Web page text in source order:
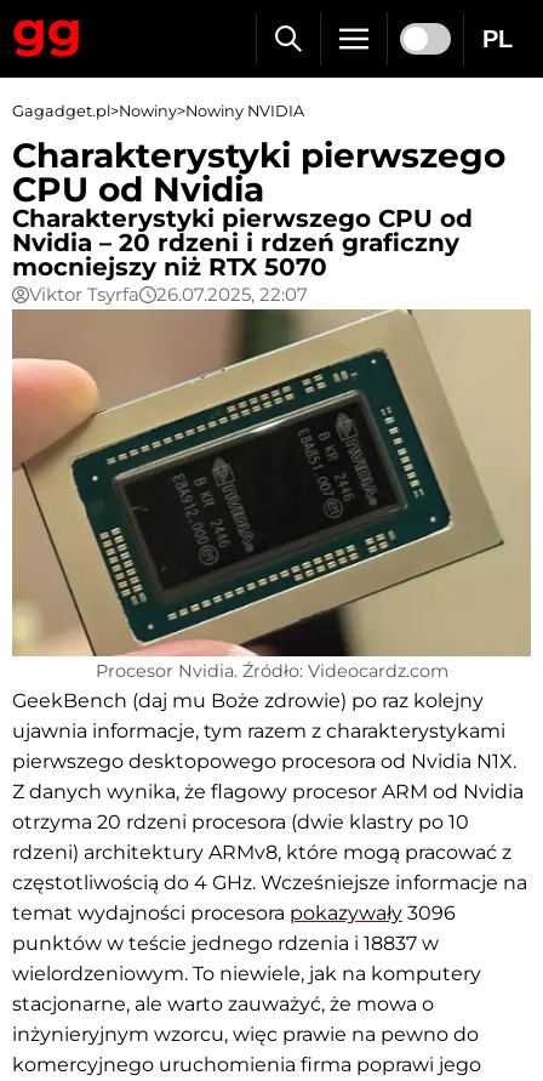
PL
Gagadget.pl>Nowiny>Nowiny NVIDIA
Charakterystyki pierwszego
CPU od Nvidia
Charakterystyki pierwszego CPU od
Nvidia – 20 rdzeni i rdzeń graficzny
mocniejszy niż RTX 5070
Viktor Tsyrfa 26.07.2025, 22:07
Procesor Nvidia. Źródło: Videocardz.com
GeekBench (daj mu Boże zdrowie) po raz kolejny
ujawnia informacje, tym razem z charakterystykami
pierwszego desktopowego procesora od Nvidia N1X.
Z danych wynika, że flagowy procesor ARM od Nvidia
otrzyma 20 rdzeni procesora (dwie klastry po 10
rdzeni) architektury ARMv8, które mogą pracować z
częstotliwością do 4 GHz. Wcześniejsze informacje na
temat wydajności procesora pokazywały 3096
punktów w teście jednego rdzenia i 18837 w
wielordzeniowym. To niewiele, jak na komputery
stacjonarne, ale warto zauważyć, że mowa o
inżynieryjnym wzorcu, więc prawie na pewno do
komercyjnego uruchomienia firma poprawi jego